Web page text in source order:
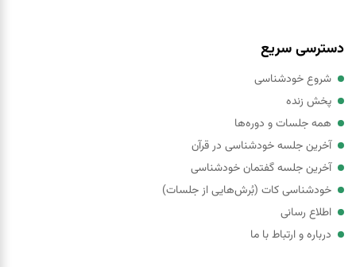
دسترسی سریع
شروع خودشناسی
پخش زنده
همه جلسات و دوره‌ها
آخرین جلسه خودشناسی در قرآن
آخرین جلسه گفتمان خودشناسی
خودشناسی کات (بُرش‌هایی از جلسات)
اطلاع رسانی
درباره و ارتباط با ما